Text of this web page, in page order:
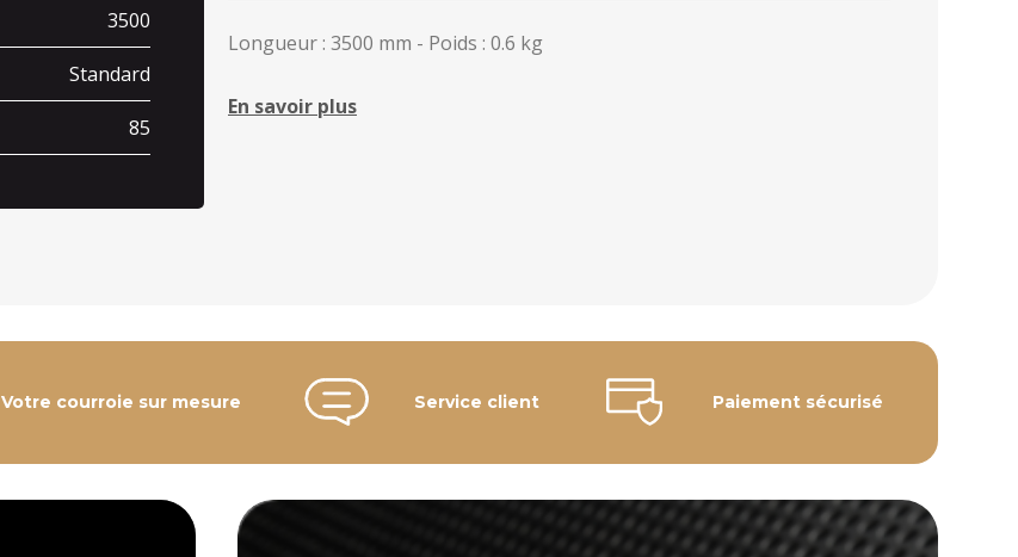
3500
Standard
85
Longueur : 3500 mm - Poids : 0.6 kg
En savoir plus
Votre courroie sur mesure Service client Paiement sécurisé